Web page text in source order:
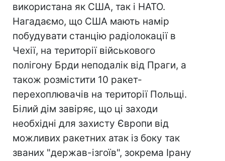
використана як США, так і НАТО.
Нагадаємо, що США мають намір
побудувати станцію радіолокації в
Чехії, на території військового
полігону Брди неподалік від Праги, а
також розмістити 10 ракет-
перехоплювачів на території Польщі.
Білий дім завіряє, що ці заходи
необхідні для захисту Європи від
можливих ракетних атак із боку так
званих "держав-ізгоїв", зокрема Ірану